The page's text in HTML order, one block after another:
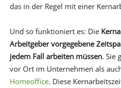
das in der Regel mit einer
Und so funktioniert es: Die
Arbeitgeber vorgegebene
jedem Fall arbeiten müssen. Sie
vor Ort im Unternehmen als
Homeoffice. Diese